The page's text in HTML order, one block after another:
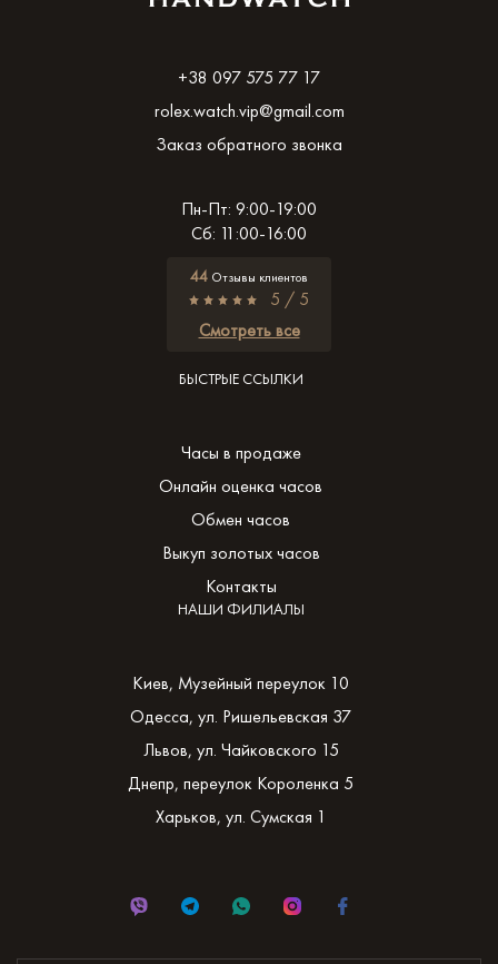
+38 097 575 77 17
rolex.watch.vip@gmail.com
Заказ обратного звонка
Пн-Пт: 9:00-19:00
Сб: 11:00-16:00
44 Отзывы клиентов
5 / 5
Смотреть все
БЫСТРЫЕ ССЫЛКИ
Часы в продаже
Онлайн оценка часов
Обмен часов
Выкуп золотых часов
Контакты
НАШИ ФИЛИАЛЫ
Киев, Музейный переулок 10
Одесса, ул. Ришельевская 37
Львов, ул. Чайковского 15
Днепр, переулок Короленка 5
Харьков, ул. Сумская 1